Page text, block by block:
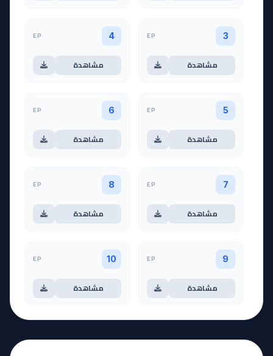
3
EP
مشاهدة
4
EP
مشاهدة
5
EP
مشاهدة
6
EP
مشاهدة
7
EP
مشاهدة
8
EP
مشاهدة
9
EP
مشاهدة
10
EP
مشاهدة
آخر حلقة 🔥
12
EP